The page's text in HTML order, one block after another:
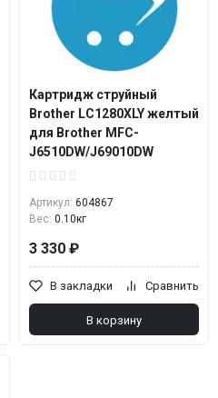
Картридж струйный
Brother LC1280XLY желтый
для Brother MFC-
J6510DW/J69010DW
Артикул: 604867
Вес: 0.10кг
3 330 ₽
В закладки Сравнить
В корзину